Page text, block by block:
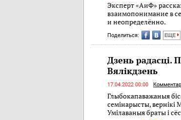
Эксперт «АиФ»
взаимопонимание в
и неопределённо.
Поделиться: ЕЩЕ
Дзень радасцi.
Вялікдзень
17.04.2022 00:00
Глыбокапаважаныя
семінарысты, вернікі
Умілаваныя браты і